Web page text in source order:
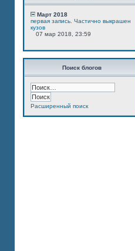
Март 2018
первая запись. Частично выкрашен
кузов
07 мар 2018, 23:59
Поиск блогов
Расширенный поиск